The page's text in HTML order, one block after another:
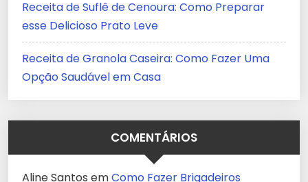
Receita de Suflê de Cenoura: Como Preparar
esse Delicioso Prato Leve
Receita de Granola Caseira: Como Fazer Uma
Opção Saudável em Casa
COMENTÁRIOS
Aline Santos emComo Fazer Brigadeiros